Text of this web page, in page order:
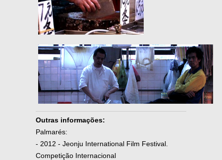
Outras informações:
Palmarés:
- 2012 - Jeonju International Film Festival.
Competição Internacional